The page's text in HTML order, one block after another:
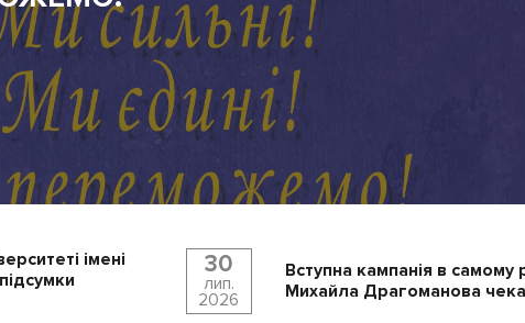
імені
30
лип.
2026
Вступна кампанія в самому
Михайла Драгоманова